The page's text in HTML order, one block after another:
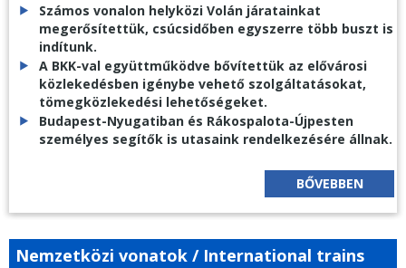
Számos vonalon helyközi Volán járatainkat
megerősítettük, csúcsidőben egyszerre több buszt is
indítunk.
A BKK-val együttműködve bővítettük az elővárosi
közlekedésben igénybe vehető szolgáltatásokat,
tömegközlekedési lehetőségeket.
Budapest-Nyugatiban és Rákospalota-Újpesten
személyes segítők is utasaink rendelkezésére állnak.
BŐVEBBEN
Nemzetközi vonatok / International trains